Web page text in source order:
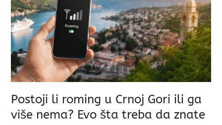
Postoji li roming u Crnoj Gori ili ga
više nema? Evo šta treba da znate